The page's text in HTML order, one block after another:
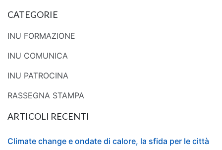
CATEGORIE
INU FORMAZIONE
INU COMUNICA
INU PATROCINA
RASSEGNA STAMPA
ARTICOLI RECENTI
Climate change e ondate di calore, la sfida per le città